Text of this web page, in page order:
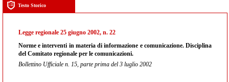
Testo Storico
Legge regionale 25 giugno 2002, n. 22
Norme e interventi in materia di informazione e comunicazione. Disciplina
del Comitato regionale per le comunicazioni.
Bollettino Ufficiale n. 15, parte prima del 3 luglio 2002